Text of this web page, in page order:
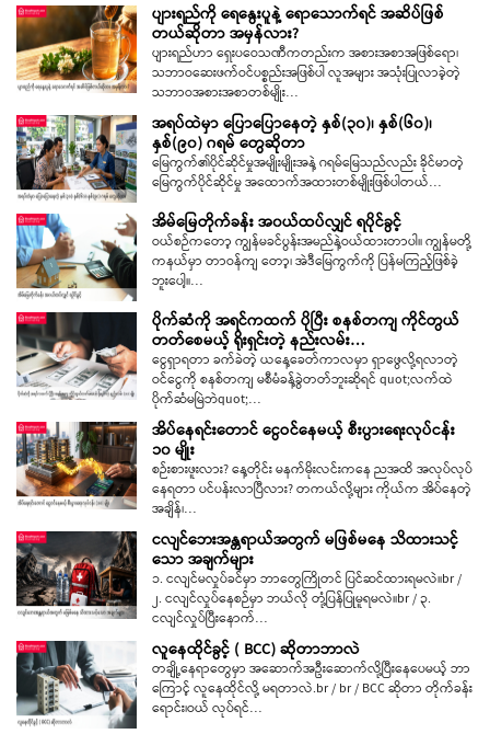
ပျားရည်ကို ရေနွေးပူနဲ့ ရောသောက်ရင် အဆိပ်ဖြစ်
တယ်ဆိုတာ အမှန်လား?
ပျားရည်ဟာ ရှေးပဝေသဏီကတည်းက အစားအစာအဖြစ်ရော၊
သဘာဝဆေးဖက်ဝင်ပစ္စည်းအဖြစ်ပါ လူအများ အသုံးပြုလာခဲ့တဲ့
သဘာဝအစားအစာတစ်မျိုး…
အရပ်ထဲမှာ ပြောပြောနေတဲ့ နှစ်(၃၀)၊ နှစ်(၆၀)၊
နှစ်(၉၀) ဂရမ် တွေဆိုတာ
မြေကွက်၏ပိုင်ဆိုင်မှုအမျိုးမျိုးအနဲ့ ဂရမ်မြေသည်လည်း ခိုင်မာတဲ့
မြေကွက်ပိုင်ဆိုင်မှု အထောက်အထားတစ်မျိုး​​ဖြစ်ပါတယ်…
အိမ်မြေတိုက်ခန်း အ၀ယ်ထပ်လျှင် ရပိုင်ခွင့်
ဝယ်စဉ်ကတော့ ကျွန်မခင်ပွန်းအမည်နဲ့ဝယ်ထားတာပါ။ ကျွန်မတို့
ကနယ်မှာ တာဝန်ကျ တော့၊ အဲဒီမြေကွက်ကို ပြန်မကြည့်ဖြစ်ခဲ့
ဘူးပေါ့။…
ပိုက်ဆံကို အရင်ကထက် ပိုပြီး စနစ်တကျ ကိုင်တွယ်
တတ်စေမယ့် ရိုးရှင်းတဲ့ နည်းလမ်း…
ငွေရှာရတာ ခက်ခဲတဲ့ ယနေ့ခေတ်ကာလမှာ ရှာဖွေလို့ရလာတဲ့
ဝင်ငွေကို စနစ်တကျ မစီမံခန့်ခွဲတတ်ဘူးဆိုရင် quot;လက်ထဲ
ပိုက်ဆံမမြဲဘဲquot;…
အိပ်နေရင်းတောင် ငွေဝင်နေမယ့် စီးပွားရေးလုပ်ငန်း
၁၀ မျိုး
စဉ်းစားဖူးလား? နေ့တိုင်း မနက်မိုးလင်းကနေ ညအထိ အလုပ်လုပ်
နေရတာ ပင်ပန်းလာပြီလား? တကယ်လို့များ ကိုယ်က အိပ်နေတဲ့
အချိန်၊…
ငလျင်ဘေးအန္တရာယ်အတွက် မဖြစ်မနေ သိထားသင့်
သော အချက်များ
၁. ငလျင်မလှုပ်ခင်မှာ ဘာတွေကြိုတင် ပြင်ဆင်ထားရမလဲ။br /
၂. ငလျင်လှုပ်နေစဉ်မှာ ဘယ်လို တုံ့ပြန်ပြုမူရမလဲ။br / ၃.
ငလျင်လှုပ်ပြီးနောက်…
လူနေထိုင်ခွင့် ( BCC) ဆိုတာဘာလဲ
တချို့နေရာတွေမှာ အဆောက်အဦးဆောက်လို့ပြီးနေပေမယ့် ဘာ
ကြောင့် လူနေထိုင်လို့ မရတာလဲ.br / br / BCC ဆိုတာ တိုက်ခန်း
ရောင်း၊ဝယ် လုပ်ရင်…